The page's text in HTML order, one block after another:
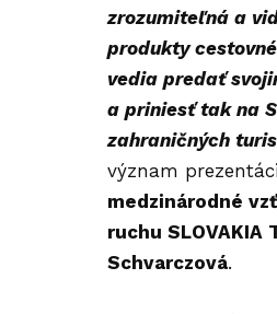
zrozumiteľná a
produkty
vedia predať
a priniesť tak na
zahraničných
význam
medzinárodné
ruchu SLOVAKIA
Schvarczová.